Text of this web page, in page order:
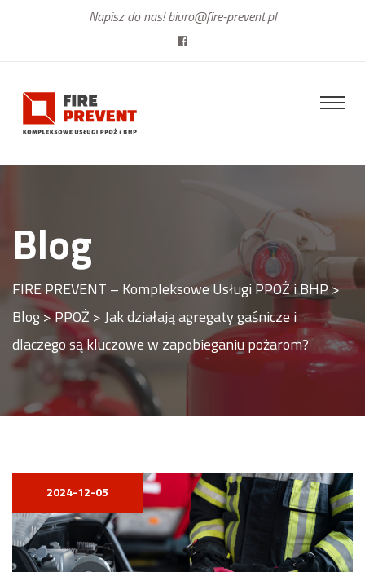
Napisz do nas!biuro@fire-prevent.pl
Blog
FIRE PREVENT – Kompleksowe Usługi PPOŻ i BHP>
Blog>PPOŻ >Jak działają agregaty gaśnicze i
dlaczego są kluczowe w zapobieganiu pożarom?
2024-12-05